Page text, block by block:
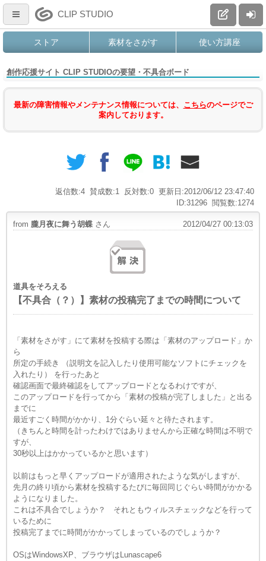
CLIP STUDIO
ストア 素材をさがす 使い方講座
創作応援サイト CLIP STUDIOの要望・不具合ボード
最新の障害情報やメンテナンス情報については、 こちらのページでご
案内しております。
更新日:2012/06/12 23:47:40
反対数:0
賛成数:1
返信数:4
閲覧数:1274
ID:31296
from 朧月夜に舞う胡蝶 さん 2012/04/27 00:13:03
道具をそろえる
【不具合（？）】素材の投稿完了までの時間について
「素材をさがす」にて素材を投稿する際は「素材のアップロード」か
ら
所定の手続き （説明文を記入したり使用可能なソフトにチェックを
入れたり） を行ったあと
確認画面で最終確認をしてアップロードとなるわけですが、
このアップロードを行ってから「素材の投稿が完了しました」と出る
までに
最近すごく時間がかかり、1分ぐらい延々と待たされます。
（きちんと時間を計ったわけではありませんから正確な時間は不明で
すが、
30秒以上はかかっているかと思います）
以前はもっと早くアップロードが適用されたような気がしますが、
先月の終り頃から素材を投稿するたびに毎回同じぐらい時間がかかる
ようになりました。
これは不具合でしょうか？ それともウィルスチェックなどを行って
いるために
投稿完了までに時間がかかってしまっているのでしょうか？
OSはWindowsXP、ブラウザはLunascape6